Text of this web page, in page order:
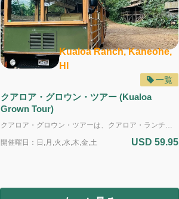
Kualoa Ranch, Kaneohe,
HI
一覧
クアロア・グロウン・ツアー (Kualoa
Grown Tour)
クアロア・グロウン・ツアーは、クアロア・ランチの農業、ハワイの伝統文化や歴史をゆったりと楽しめる観光ツアーです。年齢制限がなく、小さなお子様連れのファミリーや、ご年配の方、アクティブな体験が苦手な方にも安心してご参加いただけます。 ツアーでは、現在も稼働している農園やトロピカルフルーツ＆フラワーガーデンを巡りながら、クアロアが取り組む持続可能な農業について学びます。地域の人々の暮らしを支える「土地の恵み」に触れられるのも、このツアーの魅力です。 見どころのひとつは、約800〜1,000年前に造られたモリイ・フィッシュポンド（Mōli‘i Fishpond）。古代ハワイの養殖技術と知恵を今に伝える、貴重な歴史的スポットです。 さらに、有名映画やテレビ番組のロケ地も訪れながら、クアロアが持つ深い文化的背景と自然の美しさをガイドが分かりやすくご案内します。 自然・文化・歴史をバランスよく楽しめる、落ち着いた観光を求める方におすすめのツアーです。 ＜複数のツアーを申し込む場合の注意事項＞ ・それぞれのツアーを一つずつ別々にお申し込みください。 ・ツアーの終了予定時間から次のツアーの受付開始時間までの間を、最低でも15分以上空けてください。 ・送迎を希望する場合は、開始時間が早い方のツアーにだけ送迎を付け、早いツアーの開始時間に間に合うように送迎を選択してください。
開催曜日：日,月,火,水,木,金,土 USD 59.95